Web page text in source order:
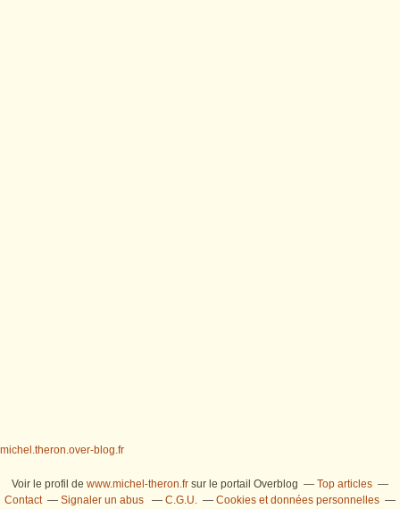
michel.theron.over-blog.fr
Voir le profil de www.michel-theron.fr sur le portail Overblog
Top articles
Contact
Signaler un abus C.G.U.
Cookies et données personnelles